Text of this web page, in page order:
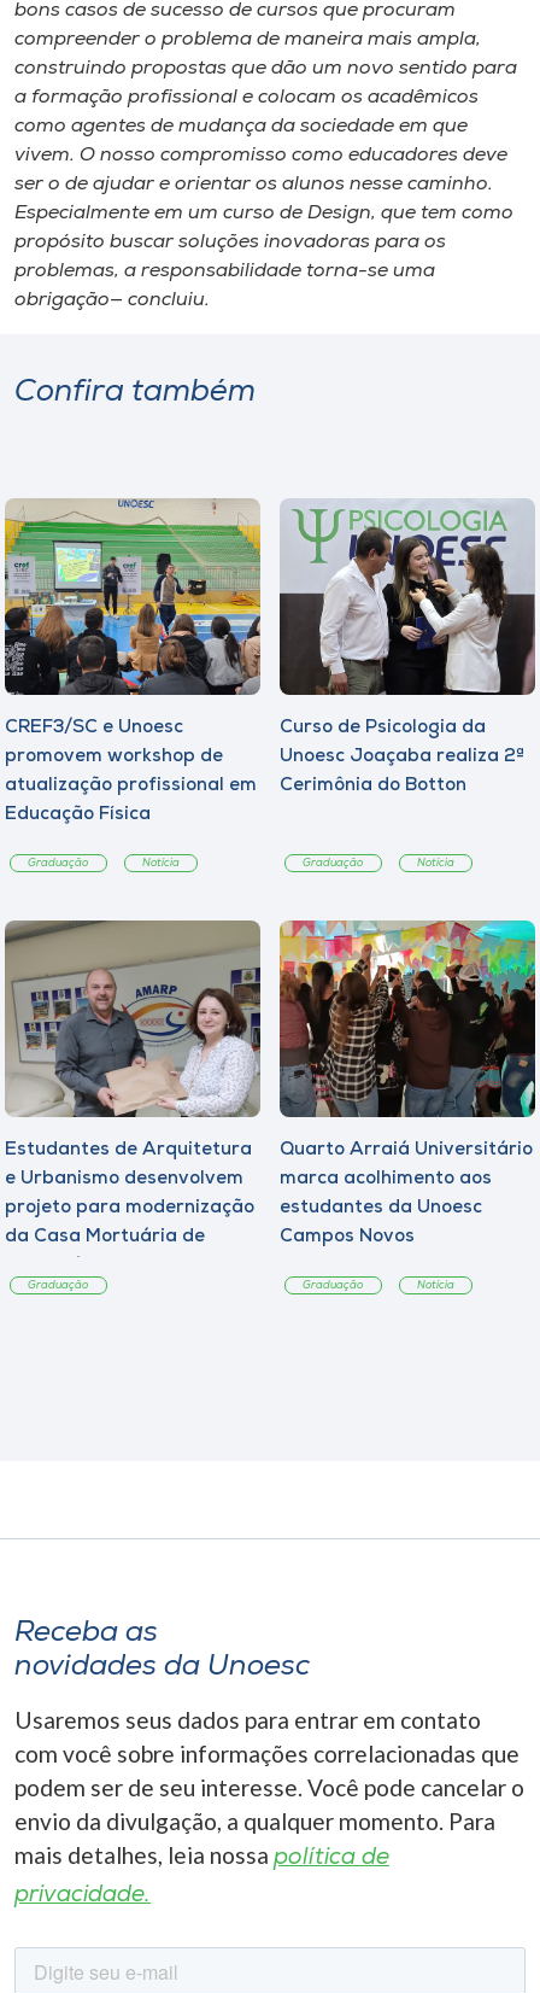
bons casos de sucesso de cursos que procuram
compreender o problema de maneira mais ampla,
construindo propostas que dão um novo sentido para
a formação profissional e colocam os acadêmicos
como agentes de mudança da sociedade em que
vivem. O nosso compromisso como educadores deve
ser o de ajudar e orientar os alunos nesse caminho.
Especialmente em um curso de Design, que tem como
propósito buscar soluções inovadoras para os
problemas, a responsabilidade torna-se uma
obrigação— concluiu.
Confira também
CREF3/SC e Unoesc
promovem workshop de
atualização profissional em
Educação Física
Graduação Notícia
Curso de Psicologia da
Unoesc Joaçaba realiza 2ª
Cerimônia do Botton
Graduação Notícia
Estudantes de Arquitetura
e Urbanismo desenvolvem
projeto para modernização
da Casa Mortuária de
Graduação
Quarto Arraiá Universitário
marca acolhimento aos
estudantes da Unoesc
Campos Novos
Graduação Notícia
Receba as
novidades da Unoesc
Usaremos seus dados para entrar em contato
com você sobre informações correlacionadas que
podem ser de seu interesse. Você pode cancelar o
envio da divulgação, a qualquer momento. Para
mais detalhes, leia nossa política de
privacidade.